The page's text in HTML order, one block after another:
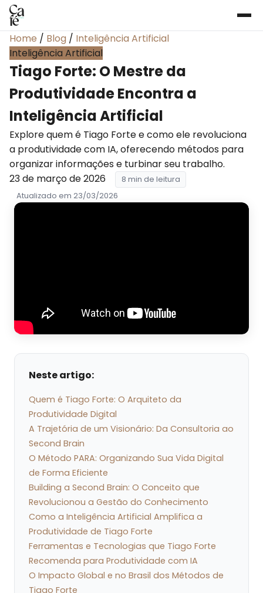
Home / Blog / Inteligência Artificial
Inteligência Artificial
Tiago Forte: O Mestre da
Produtividade Encontra a
Inteligência Artificial
Explore quem é Tiago Forte e como ele revoluciona
a produtividade com IA, oferecendo métodos para
organizar informações e turbinar seu trabalho.
23 de março de 2026
8 min de leitura
Atualizado em 23/03/2026
Neste artigo:
Quem é Tiago Forte: O Arquiteto da
Produtividade Digital
A Trajetória de um Visionário: Da Consultoria ao
Second Brain
O Método PARA: Organizando Sua Vida Digital
de Forma Eficiente
Building a Second Brain: O Conceito que
Revolucionou a Gestão do Conhecimento
Como a Inteligência Artificial Amplifica a
Produtividade de Tiago Forte
Ferramentas e Tecnologias que Tiago Forte
Recomenda para Produtividade com IA
O Impacto Global e no Brasil dos Métodos de
Tiago Forte